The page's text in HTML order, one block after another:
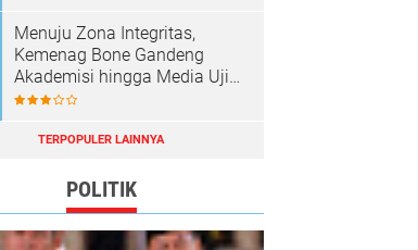
Menuju Zona Integritas,
Kemenag Bone Gandeng
Akademisi hingga Media Uji
Standar Pelayanan
TERPOPULER LAINNYA
POLITIK